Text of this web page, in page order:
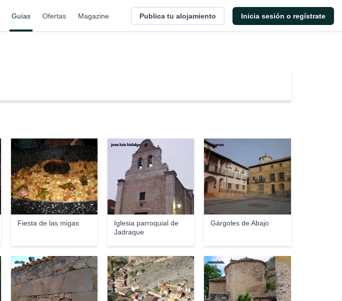
Guías Ofertas Magazine Publica tu alojamiento Inicia sesión o regístrate
Fiesta de las migas
Nanow Jesús madrid
Iglesia parroquial de
Jadraque
jose luis hidalgo
Gárgoles de Abajo
el juanan
altola Malaya mundele.